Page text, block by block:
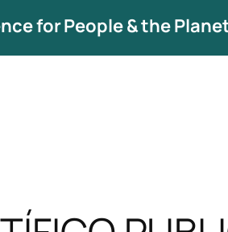
for People & the